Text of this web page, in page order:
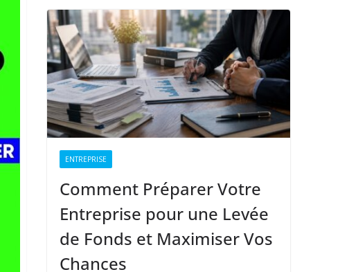
ENTREPRISE
Comment Préparer Votre
Entreprise pour une Levée
de Fonds et Maximiser Vos
Chances